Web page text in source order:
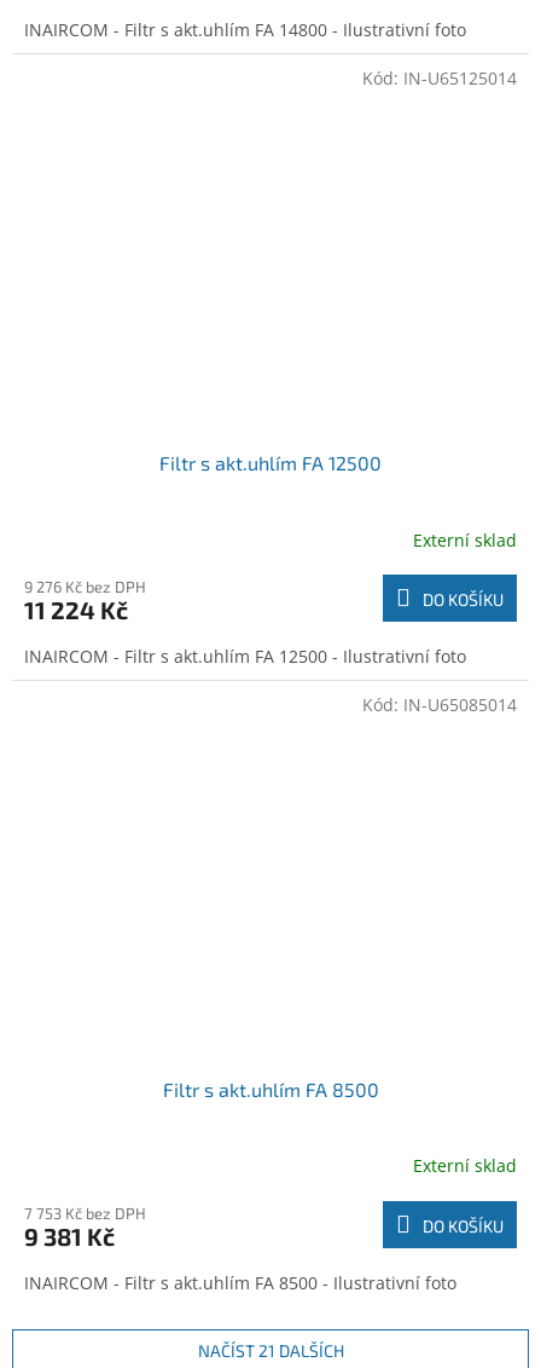
INAIRCOM - Filtr s akt.uhlím FA 14800 - Ilustrativní foto
Filtr s akt.uhlím FA 12500
Externí sklad
9 276 Kč bez DPH
11 224 Kč DO KOŠÍKU
INAIRCOM - Filtr s akt.uhlím FA 12500 - Ilustrativní foto
Kód: IN-U65125014
Filtr s akt.uhlím FA 8500
Externí sklad
7 753 Kč bez DPH
9 381 Kč DO KOŠÍKU
INAIRCOM - Filtr s akt.uhlím FA 8500 - Ilustrativní foto
Kód: IN-U65085014
NAČÍST 21 DALŠÍCH